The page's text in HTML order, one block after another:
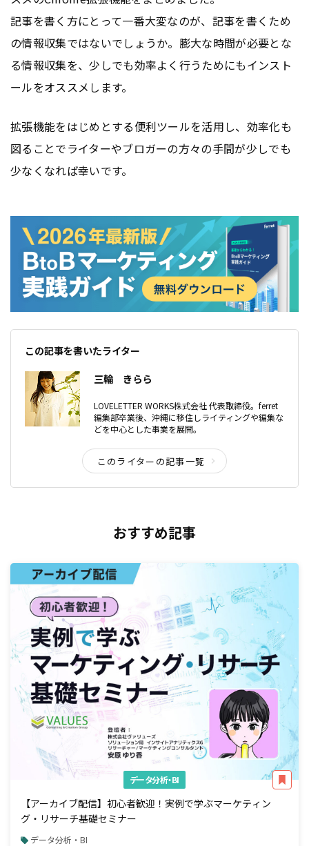
記事を書く方にとって一番大変なのが、記事を書くため
の情報収集ではないでしょうか。膨大な時間が必要とな
る情報収集を、少しでも効率よく行うためにもインスト
ールをオススメします。
拡張機能をはじめとする便利ツールを活用し、効率化も
図ることでライターやブロガーの方々の手間が少しでも
少なくなれば幸いです。
この記事を書いたライター
三輪 きらら
LOVELETTER WORKS株式会社 代表取締役。ferret
編集部卒業後、沖縄に移住しライティングや編集な
どを中心とした事業を展開。
このライターの記事一覧
おすすめ記事
データ分析・BI
【アーカイブ配信】初心者歓迎！実例で学ぶマーケティン
グ・リサーチ基礎セミナー
データ分析・BI